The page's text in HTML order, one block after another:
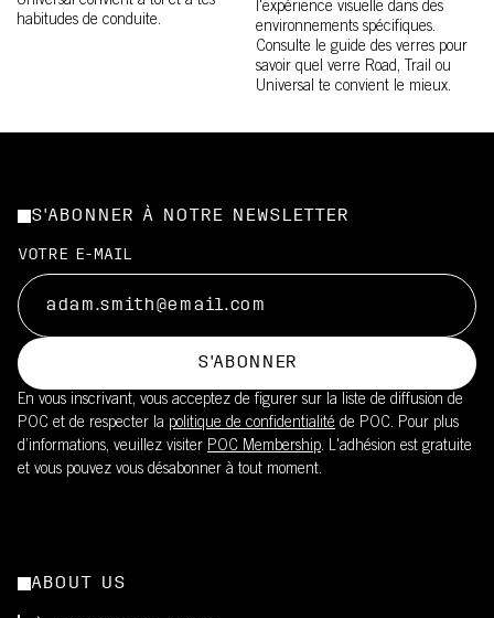
habitudes de conduite.
l'expérience visuelle dans des
environnements spécifiques.
Consulte le guide des verres pour
savoir quel verre Road, Trail ou
Universal te convient le mieux.
S'ABONNER À NOTRE NEWSLETTER
VOTRE E-MAIL
S'ABONNER
En vous inscrivant, vous acceptez de figurer sur la liste de diffusion de
POC et de respecter la politique de confidentialité de POC. Pour plus
d’informations, veuillez visiter POC Membership. L'adhésion est gratuite
et vous pouvez vous désabonner à tout moment.
ABOUT US